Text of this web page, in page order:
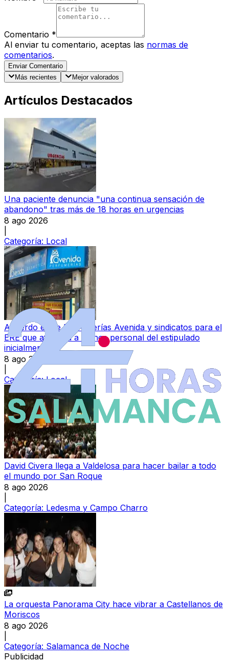
Comentario *
Al enviar tu comentario, aceptas las normas de
comentarios.
Enviar Comentario
Más recientes
Mejor valorados
Artículos Destacados
Una paciente denuncia "una continua sensación de
abandono" tras más de 18 horas en urgencias
8 ago 2026
Categoría: Local
Acuerdo entre Perfumerías Avenida y sindicatos para el
ERE que afectará a menos personal del estipulado
inicialmente
8 ago 2026
Categoría:Local
David Civera llega a Valdelosa para hacer bailar a todo
el mundo por San Roque
8 ago 2026
Categoría: Ledesma y Campo Charro
La orquesta Panorama City hace vibrar a Castellanos de
Moriscos
8 ago 2026
Categoría: Salamanca de Noche
Publicidad